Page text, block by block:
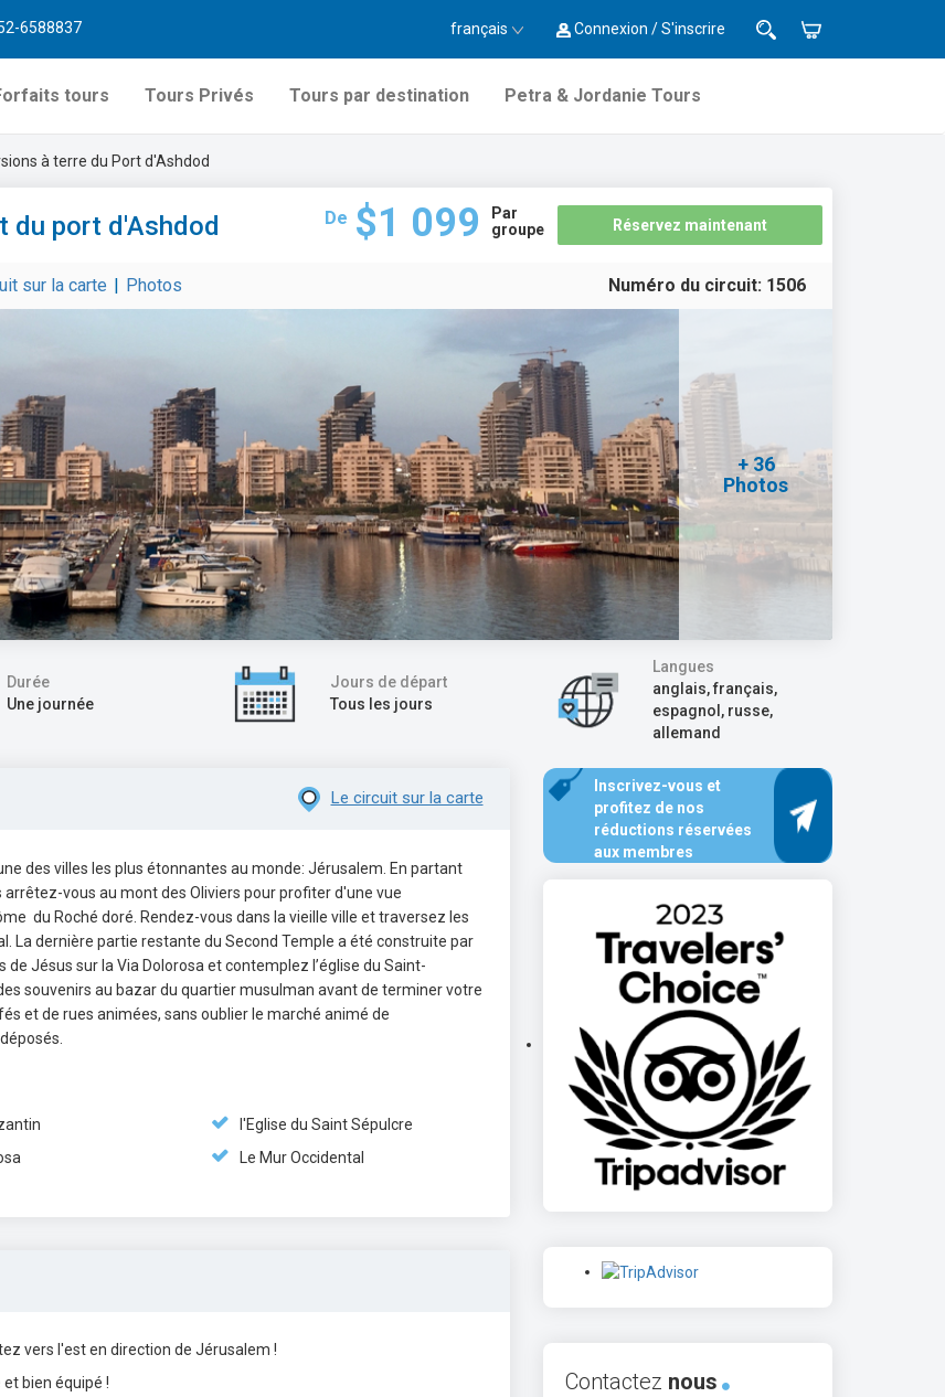
6588837 français Connexion / S'inscrire
tours Tours Privés Tours par destination Petra & Jordanie Tours
à terre du Port d'Ashdod
du port d'Ashdod De $1 099
Par
groupe
Réservez maintenant
sur la carte | Photos Numéro du circuit: 1506
+ 36
Photos
Durée
Une journée
Jours de départ
Tous les jours
Langues
anglais, français,
espagnol, russe,
allemand
Le circuit sur la carte
des villes les plus étonnantes au monde: Jérusalem. En partant
vous au mont des Oliviers pour profiter d'une vue
du Roché doré. Rendez-vous dans la vieille ville et traversez les
La dernière partie restante du Second Temple a été construite par
Jésus sur la Via Dolorosa et contemplez l’église du Saint-
souvenirs au bazar du quartier musulman avant de terminer votre
et de rues animées, sans oublier le marché animé de
l'Eglise du Saint Sépulcre
Le Mur Occidental
vers l'est en direction de Jérusalem !
bien équipé !
Inscrivez-vous et
profitez de nos
réductions réservées
aux membres
Contactez nous